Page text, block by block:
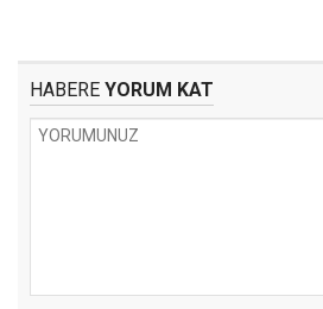
HABERE YORUM KAT